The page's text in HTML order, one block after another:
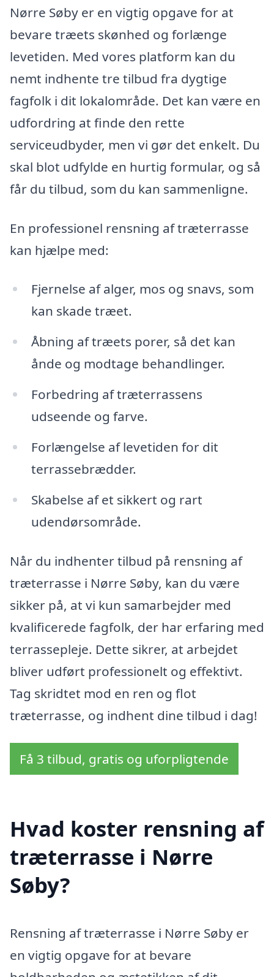
Nørre Søby er en vigtig opgave for at
bevare træets skønhed og forlænge
levetiden. Med vores platform kan du
nemt indhente tre tilbud fra dygtige
fagfolk i dit lokalområde. Det kan være en
udfordring at finde den rette
serviceudbyder, men vi gør det enkelt. Du
skal blot udfylde en hurtig formular, og så
får du tilbud, som du kan sammenligne.
En professionel rensning af træterrasse
kan hjælpe med:
Fjernelse af alger, mos og snavs, som
kan skade træet.
Åbning af træets porer, så det kan
ånde og modtage behandlinger.
Forbedring af træterrassens
udseende og farve.
Forlængelse af levetiden for dit
terrassebrædder.
Skabelse af et sikkert og rart
udendørsområde.
Når du indhenter tilbud på rensning af
træterrasse i Nørre Søby, kan du være
sikker på, at vi kun samarbejder med
kvalificerede fagfolk, der har erfaring med
terrassepleje. Dette sikrer, at arbejdet
bliver udført professionelt og effektivt.
Tag skridtet mod en ren og flot
træterrasse, og indhent dine tilbud i dag!
Få 3 tilbud, gratis og uforpligtende
Hvad koster rensning af
træterrasse i Nørre
Søby?
Rensning af træterrasse i Nørre Søby er
en vigtig opgave for at bevare